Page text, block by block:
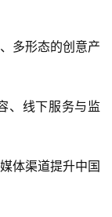
多形态的创意产
、线下服务与监
体渠道提升中国